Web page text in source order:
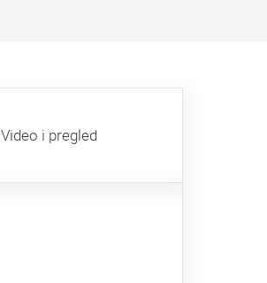
Video i pregled